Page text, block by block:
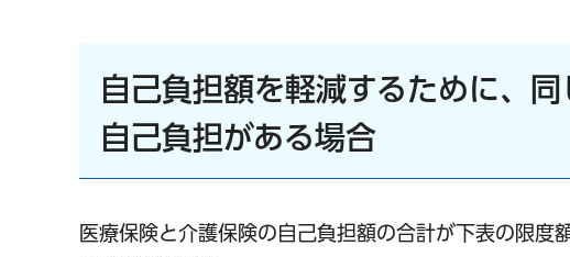
自己負担額を軽減するために、
自己負担がある場合
医療保険と介護保険の自己負担額の合計が下表の限